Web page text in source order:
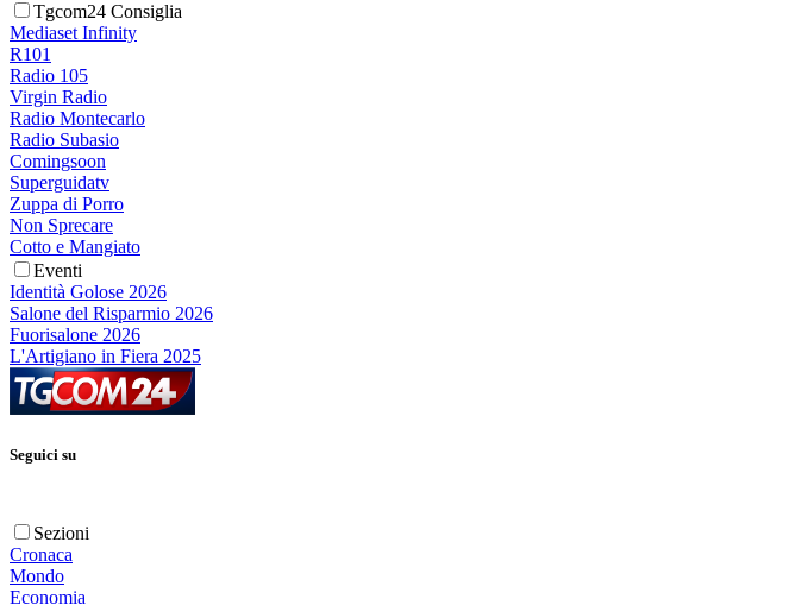
Tgcom24 Consiglia
Mediaset Infinity
R101
Radio 105
Virgin Radio
Radio Montecarlo
Radio Subasio
Comingsoon
Superguidatv
Zuppa di Porro
Non Sprecare
Cotto e Mangiato
Eventi
Identità Golose 2026
Salone del Risparmio 2026
Fuorisalone 2026
L'Artigiano in Fiera 2025
Seguici su
Sezioni
Cronaca
Mondo
Economia